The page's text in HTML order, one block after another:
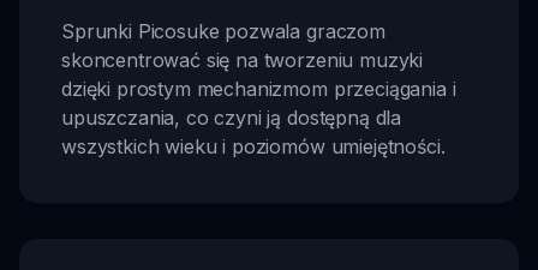
Sprunki Picosuke pozwala graczom
skoncentrować się na tworzeniu muzyki
dzięki prostym mechanizmom przeciągania i
upuszczania, co czyni ją dostępną dla
wszystkich wieku i poziomów umiejętności.